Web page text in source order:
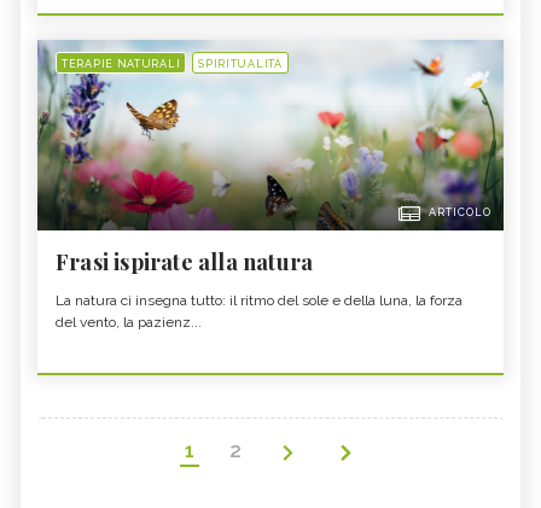
TERAPIE NATURALI SPIRITUALITÀ
ARTICOLO
Frasi ispirate alla natura
La natura ci insegna tutto: il ritmo del sole e della luna, la forza
del vento, la pazienz...
1 2